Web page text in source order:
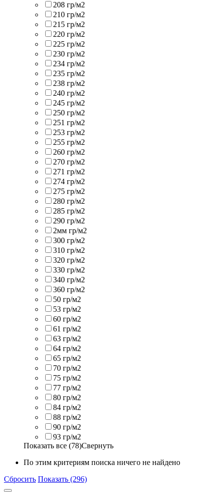
208 гр/м2
210 гр/м2
215 гр/м2
220 гр/м2
225 гр/м2
230 гр/м2
234 гр/м2
235 гр/м2
238 гр/м2
240 гр/м2
245 гр/м2
250 гр/м2
251 гр/м2
253 гр/м2
255 гр/м2
260 гр/м2
270 гр/м2
271 гр/м2
274 гр/м2
275 гр/м2
280 гр/м2
285 гр/м2
290 гр/м2
2мм гр/м2
300 гр/м2
310 гр/м2
320 гр/м2
330 гр/м2
340 гр/м2
360 гр/м2
50 гр/м2
53 гр/м2
60 гр/м2
61 гр/м2
63 гр/м2
64 гр/м2
65 гр/м2
70 гр/м2
75 гр/м2
77 гр/м2
80 гр/м2
84 гр/м2
88 гр/м2
90 гр/м2
93 гр/м2
Показать все (78)Свернуть
По этим критериям поиска ничего не найдено
Сбросить Показать (296)